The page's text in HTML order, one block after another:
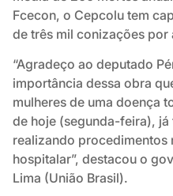
Fcecon, o Cepcolu tem
de três mil conizações por
“Agradeço ao deputado
importância dessa obra
mulheres de uma doença
de hoje (segunda-feira), já
realizando procedimentos
hospitalar”, destacou o
Lima (União Brasil).